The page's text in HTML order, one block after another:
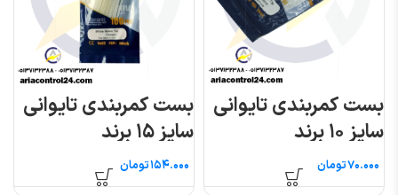
بست کمربندی تایوانی
سایز ۱۰ برند
VOLTIMAKS
تومان
بست کمربندی تایوانی
سایز ۱۵ برند
VOLTIMAKS
تومان